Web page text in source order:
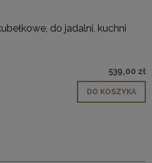
do jadalni, kuchni
539,00 zł
DO KOSZYKA